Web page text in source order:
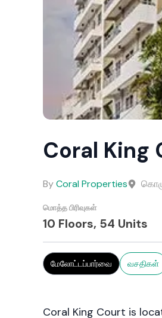
Coral King
ByCoral Properties
மொத்த பிரிவுகள்
10 Floors, 54 Units
மேலோட்டப்பார்வை வசதிகள்
Coral King Court is